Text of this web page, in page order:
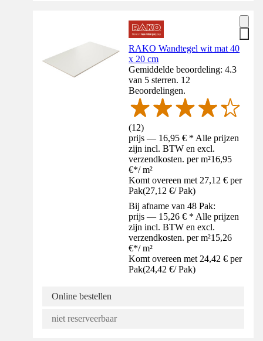
RAKO Wandtegel wit mat 40
x 20 cm
Gemiddelde beoordeling: 4.3
van 5 sterren. 12
Beoordelingen.
(12)
prijs — 16,95 € * Alle prijzen
zijn incl. BTW en excl.
verzendkosten. per m²16,95
€*/ m²
Komt overeen met 27,12 € per
Pak(27,12 €/ Pak)
Bij afname van 48 Pak:
prijs — 15,26 € * Alle prijzen
zijn incl. BTW en excl.
verzendkosten. per m²15,26
€*/ m²
Komt overeen met 24,42 € per
Pak(24,42 €/ Pak)
Online bestellen
niet reserveerbaar